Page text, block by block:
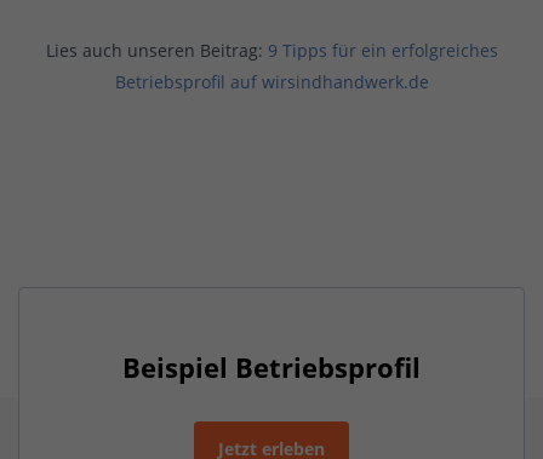
Lies auch unseren Beitrag: 9 Tipps für ein erfolgreiches
Betriebsprofil auf wirsindhandwerk.de
Beispiel Betriebsprofil
Jetzt erleben